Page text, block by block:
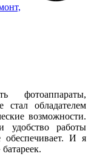
фотоаппараты,
обладателем
возможности.
удобство работы
обеспечивает. И я